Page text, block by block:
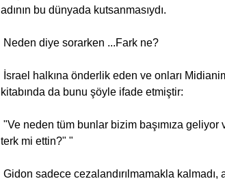
adının bu dünyada kutsanmasıydı.
Neden diye sorarken ...Fark ne?
kitabında da bunu şöyle ifade etmiştir:
terk mi ettin?" "